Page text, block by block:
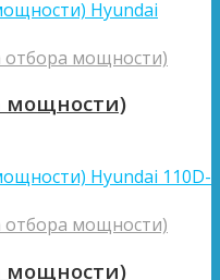
отбора мощности)
мощности)
отбора мощности)
мощности)